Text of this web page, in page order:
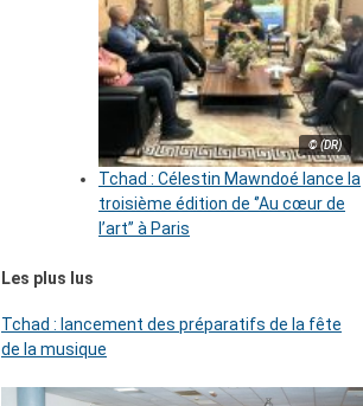
© (DR)
Tchad : Célestin Mawndoé lance la
troisième édition de ‘’Au cœur de
l’art’’ à Paris
Les plus lus
Tchad : lancement des préparatifs de la fête
de la musique